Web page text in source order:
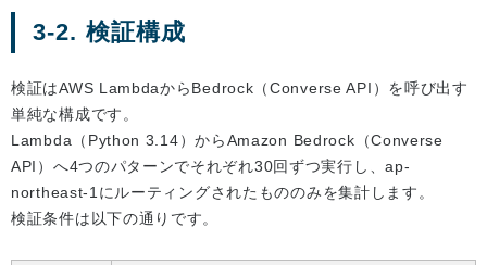
3-2. 検証構成
検証はAWS LambdaからBedrock（Converse API）を呼び出す
単純な構成です。
Lambda（Python 3.14）からAmazon Bedrock（Converse
API）へ4つのパターンでそれぞれ30回ずつ実行し、ap-
northeast-1にルーティングされたもののみを集計します。
検証条件は以下の通りです。